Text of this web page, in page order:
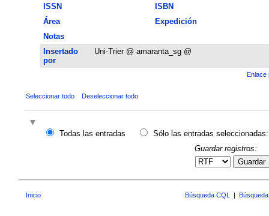
ISSN
ISBN
Área
Expedición
Notas
Insertado
por
Uni-Trier @ amaranta_sg @
Enlace
Seleccionar todo Deseleccionar todo
Todas las entradas
Sólo las entradas seleccionadas:
Guardar registros:
Guardar
Inicio Búsqueda CQL